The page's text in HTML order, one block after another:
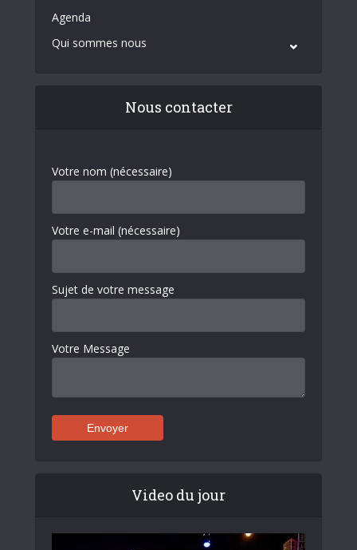
Agenda
Qui sommes nous
Nous contacter
Votre nom (nécessaire)
Votre e-mail (nécessaire)
Sujet de votre message
Votre Message
Video du jour